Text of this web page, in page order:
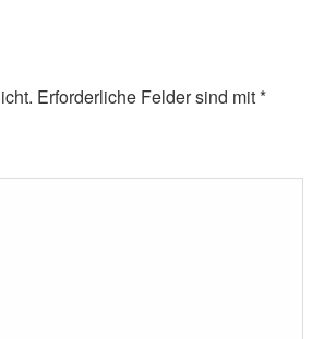
Erforderliche Felder sind mit*